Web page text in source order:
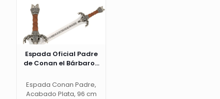
Espada Oficial Padre
de Conan el Bárbaro...
Espada Conan Padre,
Acabado Plata, 96 cm